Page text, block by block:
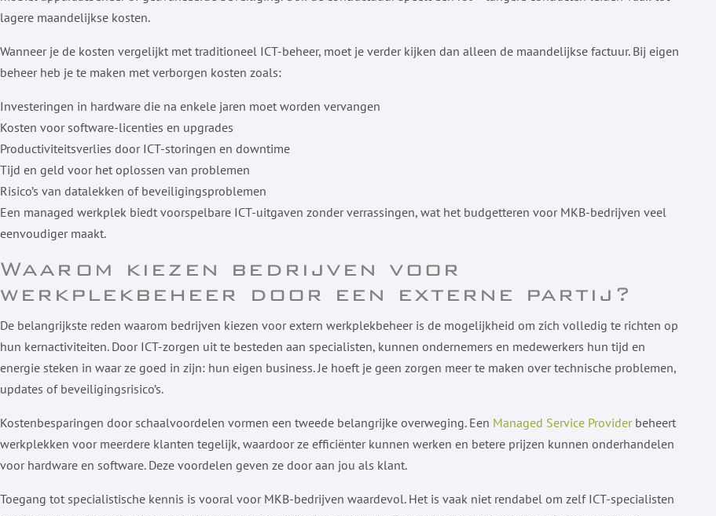
lagere maandelijkse kosten.
Wanneer je de kosten vergelijkt met traditioneel ICT-beheer, moet je verder kijken dan alleen de maandelijkse factuur. Bij eigen
beheer heb je te maken met verborgen kosten zoals:
Investeringen in hardware die na enkele jaren moet worden vervangen
Kosten voor software-licenties en upgrades
Productiviteitsverlies door ICT-storingen en downtime
Tijd en geld voor het oplossen van problemen
Risico’s van datalekken of beveiligingsproblemen
Een managed werkplek biedt voorspelbare ICT-uitgaven zonder verrassingen, wat het budgetteren voor MKB-bedrijven veel
eenvoudiger maakt.
Waarom kiezen bedrijven voor
werkplekbeheer door een externe partij?
De belangrijkste reden waarom bedrijven kiezen voor extern werkplekbeheer is de mogelijkheid om zich volledig te richten op
hun kernactiviteiten. Door ICT-zorgen uit te besteden aan specialisten, kunnen ondernemers en medewerkers hun tijd en
energie steken in waar ze goed in zijn: hun eigen business. Je hoeft je geen zorgen meer te maken over technische problemen,
updates of beveiligingsrisico’s.
Kostenbesparingen door schaalvoordelen vormen een tweede belangrijke overweging. Een Managed Service Providerbeheert
werkplekken voor meerdere klanten tegelijk, waardoor ze efficiënter kunnen werken en betere prijzen kunnen onderhandelen
voor hardware en software. Deze voordelen geven ze door aan jou als klant.
Toegang tot specialistische kennis is vooral voor MKB-bedrijven waardevol. Het is vaak niet rendabel om zelf ICT-specialisten